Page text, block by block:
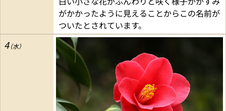
がかかったように見えることからこの名前が
ついたとされています。
4